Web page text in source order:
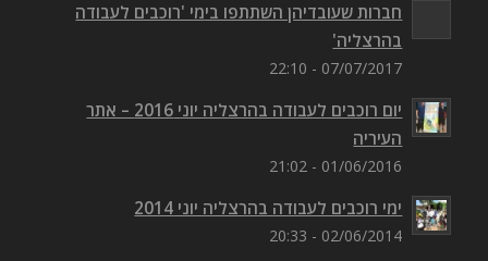
חברות שעובדיהן השתתפו בימי 'רוכבים לעבודה
בהרצליה'
07/07/2017 - 22:10
יום רוכבים לעבודה בהרצליה יוני 2016 – אתר
העיריה
01/06/2016 - 21:02
ימי רוכבים לעבודה בהרצליה יוני 2014
02/06/2014 - 20:33